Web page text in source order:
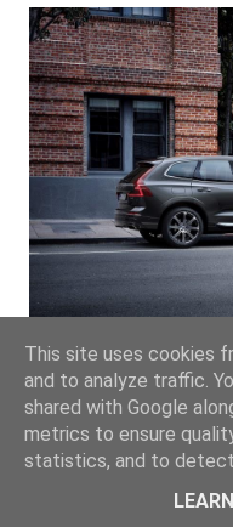
This site uses cookies
and to analyze traffic.
shared with Google
metrics to ensure
statistics, and to detect